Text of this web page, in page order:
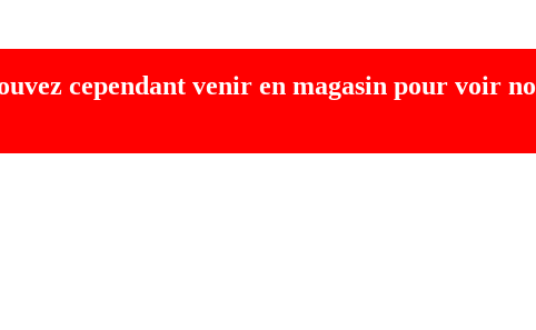
cependant venir en magasin pour voir